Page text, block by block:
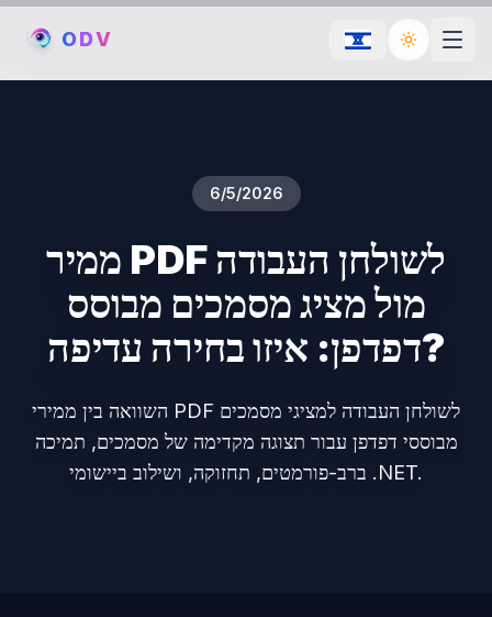
ODV Toggle
6/5/2026
ממיר PDF לשולחן העבודה
מול מציג מסמכים מבוסס
דפדפן: איזו בחירה עדיפה?
השוואה בין ממירי PDF לשולחן העבודה למציגי מסמכים
מבוססי דפדפן עבור תצוגה מקדימה של מסמכים, תמיכה
ברב-פורמטים, תחזוקה, ושילוב ביישומי .NET.